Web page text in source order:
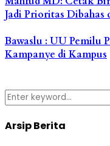
Jadi Prioritas Dibahas
Bawaslu : UU Pemilu
Kampanye di Kampus
Search
Arsip Berita